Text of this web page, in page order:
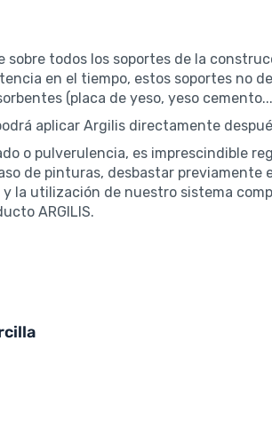
todos los soportes de la
en el tiempo, estos soportes no
(placa de yeso, yeso
aplicar Argilis directamente
o pulverulencia, es imprescindible
de pinturas, desbastar previamente
la utilización de nuestro sistema
ARGILIS.